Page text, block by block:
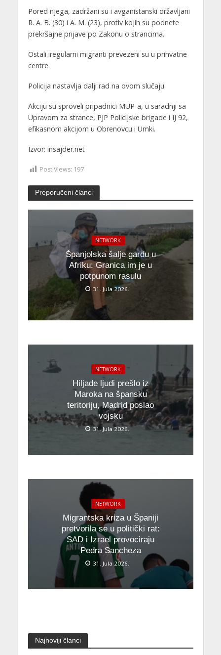
Pored njega, zadržani su i avganistanski državljani
R. A. B. (30) i A. M. (23), protiv kojih su podnete
prekršajne prijave po Zakonu o strancima.
Ostali iregularni migranti prevezeni su u prihvatne
centre.
Policija nastavlja dalji rad na ovom slučaju.
Akciju su sproveli pripadnici MUP-a, u saradnji sa
Upravom za strance, PJP Policijske brigade i IJ 92,
efikasnom akcijom u Obrenovcu i Umki.
Izvor: insajder.net
Post Views: 197
Preporučeni članci
NETWORK
Španjolska šalje gardu u
Afriku: Granica im je u
potpunom rasulu
31. Jula 2026.
NETWORK
Hiljade ljudi prešlo iz
Maroka na špansku
teritoriju, Madrid poslao
vojsku
31. Jula 2026.
NETWORK
Migrantska kriza u Španiji
pretvorila se u politički rat:
SAD i Izrael provociraju
Pedra Sancheza
31. Jula 2026.
Najnoviji članci